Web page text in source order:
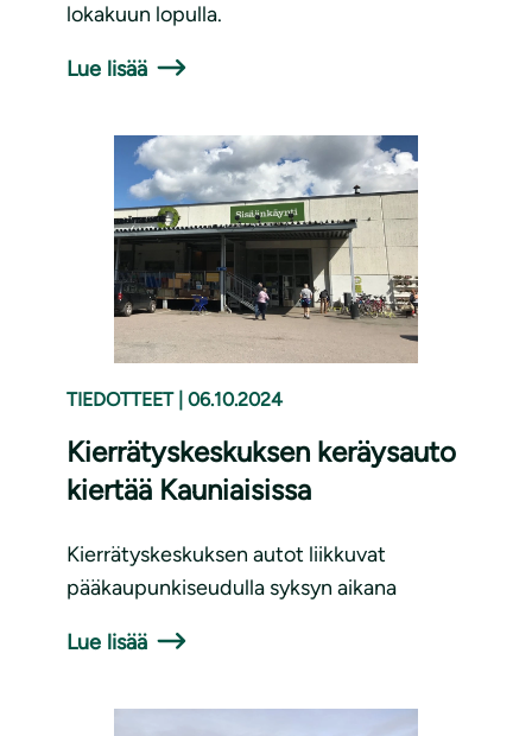
lokakuun lopulla.
Lue lisää
TIEDOTTEET 06.10.2024
Kierrätyskeskuksen keräysauto
kiertää Kauniaisissa
Kierrätyskeskuksen autot liikkuvat
pääkaupunkiseudulla syksyn aikana
Lue lisää